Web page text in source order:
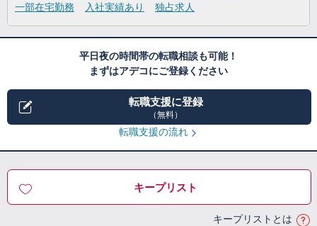
一部在宅勤務
入社実績あり 独占求人
平日夜の時間帯の転職相談も可能！
まずはアデコにご登録ください
転職支援に登録
（無料）
転職支援の流れ
キープリスト
キープリストとは